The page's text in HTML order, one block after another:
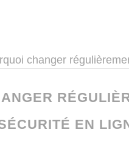
changer
EN